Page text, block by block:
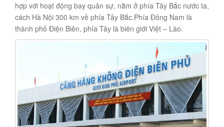
hợp với hoạt động bay quân sự, nằm ở phía Tây Bắc nước ta,
cách Hà Nội 300 km về phía Tây Bắc.Phía Đông Nam là
thành phố Điện Biên, phía Tây là biên giới Việt – Lào.